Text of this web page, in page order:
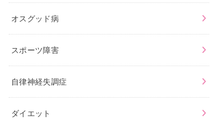
オスグッド病
スポーツ障害
自律神経失調症
ダイエット